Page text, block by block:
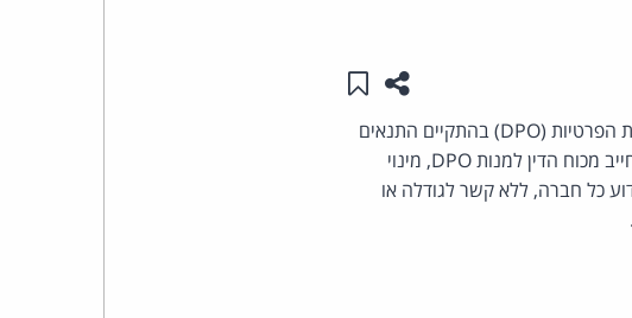
שתפו עמוד זה
שמור ב"תכנים שלי"
חוק הגנת הפרטיות בישראל וה-GDPR באירופה מטילים חובה למנות ממונה על הגנת הפרטיות (DPO) בהתקיים התנאים
הקבועים בהם. אבל הדין קובע רף מינימלי בלבד, זוהי נקודת מוצא. גם כשארגון אינו חייב מכוח הדין למנות DPO, מינוי
כל חברה, ללא קשר לגודלה או